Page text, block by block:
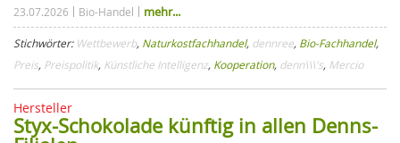
23.07.2026 Bio-Handel mehr...
Stichwörter: Wettbewerb, Naturkostfachhandel, dennree, Bio-Fachhandel,
Preis, Preispolitik, Künstliche Intelligenz, Kooperation, denn\\\'s, Mercio
Hersteller
Styx-Schokolade künftig in allen Denns-